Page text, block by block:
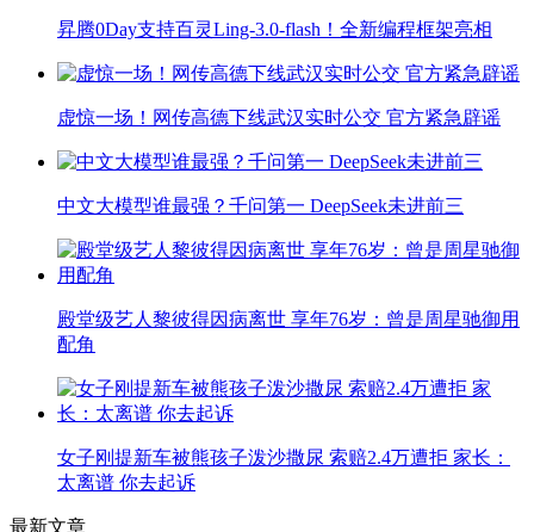
昇腾0Day支持百灵Ling-3.0-flash！全新编程框架亮相
虚惊一场！网传高德下线武汉实时公交 官方紧急辟谣
中文大模型谁最强？千问第一 DeepSeek未进前三
殿堂级艺人黎彼得因病离世 享年76岁：曾是周星驰御用
配角
女子刚提新车被熊孩子泼沙撒尿 索赔2.4万遭拒 家长：
太离谱 你去起诉
最新文章